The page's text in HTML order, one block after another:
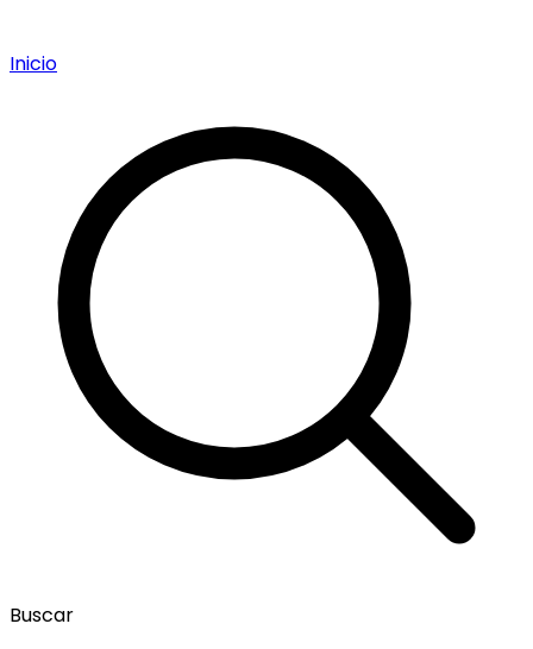
Inicio
Buscar